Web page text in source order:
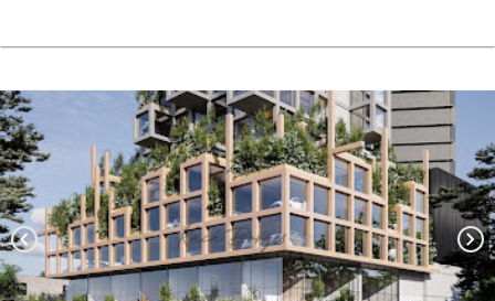
chevron_left chevron_right